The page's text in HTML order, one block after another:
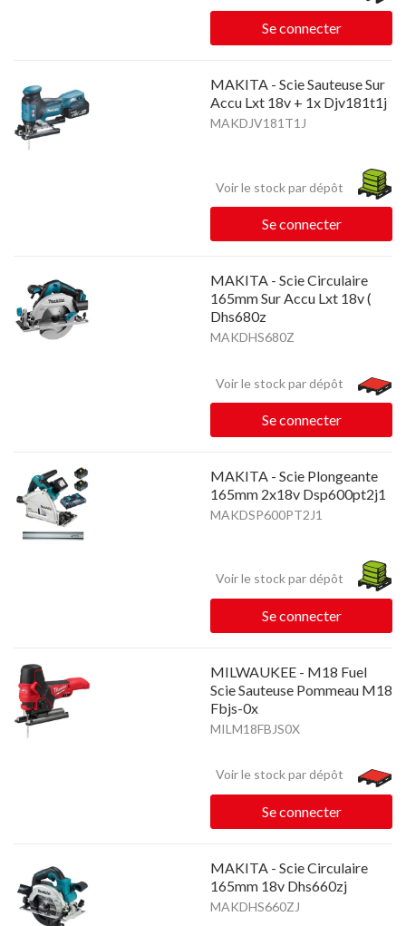
Se connecter
MAKITA - Scie Sauteuse Sur
Accu Lxt 18v + 1x Djv181t1j
MAKDJV181T1J
Voir le stock par dépôt
Se connecter
MAKITA - Scie Circulaire
165mm Sur Accu Lxt 18v (
Dhs680z
MAKDHS680Z
Voir le stock par dépôt
Se connecter
MAKITA - Scie Plongeante
165mm 2x18v Dsp600pt2j1
MAKDSP600PT2J1
Voir le stock par dépôt
Se connecter
MILWAUKEE - M18 Fuel
Scie Sauteuse Pommeau M18
Fbjs-0x
MILM18FBJS0X
Voir le stock par dépôt
Se connecter
MAKITA - Scie Circulaire
165mm 18v Dhs660zj
MAKDHS660ZJ